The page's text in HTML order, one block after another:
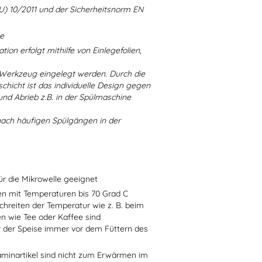
10/2011 und der Sicherheitsnorm EN
erfolgt mithilfe von Einlegefolien,
eingelegt werden. Durch die
ist das individuelle Design gegen
Abrieb z.B. in der Spülmaschine
häufigen Spülgängen in der
die Mikrowelle geeignet
mit Temperaturen bis 70 Grad C
der Temperatur wie z. B. beim
wie Tee oder Kaffee sind
Speise immer vor dem Füttern des
sind nicht zum Erwärmen im